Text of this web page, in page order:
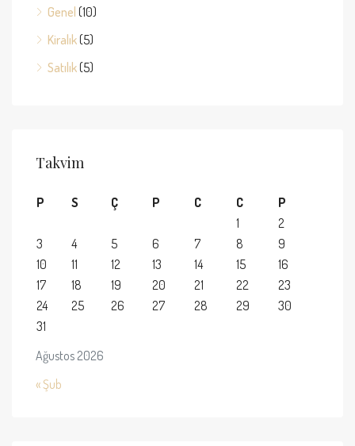
Genel (10)
Kiralık(5)
Satılık(5)
Takvim
Ağustos 2026
P S Ç P C C
P
1
2
3
4 5 6 7 8
9
10
11 12 13 14 15
16
17
18 19 20 21 22
23
24
25 26 27 28 29
30
31
« Şub